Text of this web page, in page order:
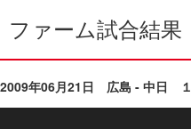
ファーム試合結果
2009年06月21日 広島 - 中日